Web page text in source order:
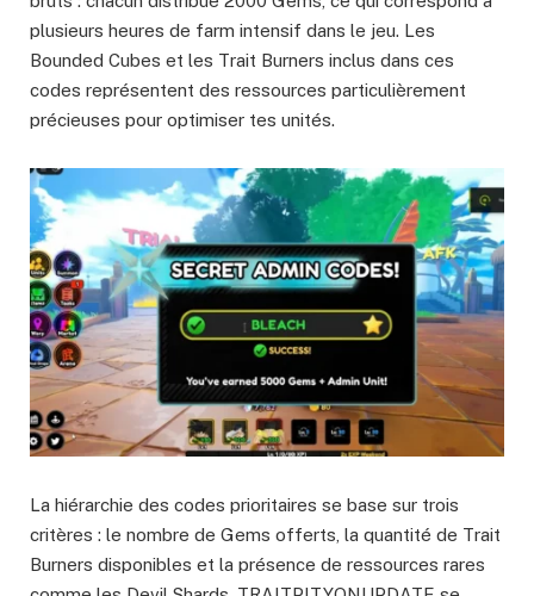
plusieurs heures de farm intensif dans le jeu. Les
Bounded Cubes et les Trait Burners inclus dans ces
codes représentent des ressources particulièrement
précieuses pour optimiser tes unités.
La hiérarchie des codes prioritaires se base sur trois
critères : le nombre de Gems offerts, la quantité de Trait
Burners disponibles et la présence de ressources rares